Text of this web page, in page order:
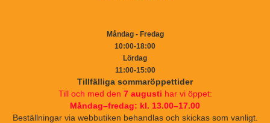
Måndag - Fredag
10:00-18:00
Lördag
11:00-15:00
Tillfälliga sommaröppettider
Till och med den 7 augusti har vi öppet:
Måndag–fredag: kl. 13.00–17.00
Beställningar via webbutiken behandlas och skickas som vanligt.